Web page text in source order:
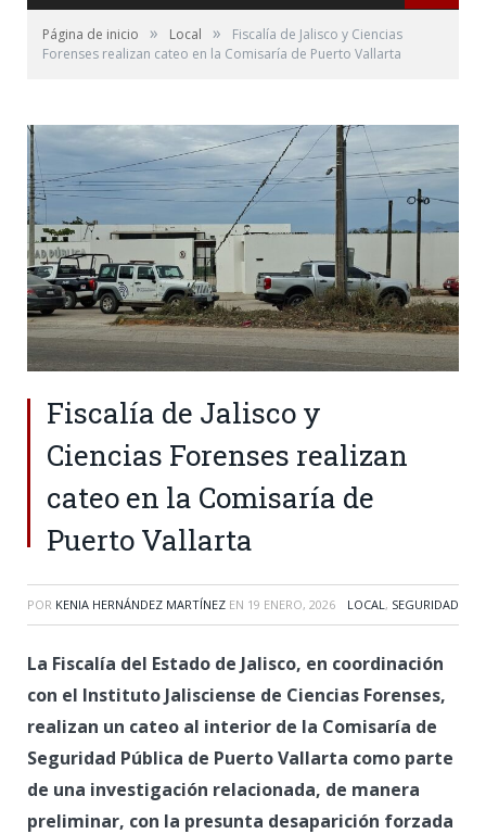
Página de inicio » Local »
Fiscalía de Jalisco y Ciencias
Forenses realizan cateo en la Comisaría de Puerto Vallarta
Fiscalía de Jalisco y
Ciencias Forenses realizan
cateo en la Comisaría de
Puerto Vallarta
POR KENIA HERNÁNDEZ MARTÍNEZ EN 19 ENERO, 2026 LOCAL , SEGURIDAD
La Fiscalía del Estado de Jalisco, en coordinación
con el Instituto Jalisciense de Ciencias Forenses,
realizan un cateo al interior de la Comisaría de
Seguridad Pública de Puerto Vallarta como parte
de una investigación relacionada, de manera
preliminar, con la presunta desaparición forzada